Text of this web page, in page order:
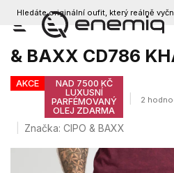
Přejít
obsah
Hledáte originální oufit, který reálně
CZK
Pánské
& BAXX CD786
AKCE
NAD 7500 KČ
LUXUSNÍ
PARFÉMOVANÝ
OLEJ ZDARMA
4,0
2
Značka:CIPO & BAXX